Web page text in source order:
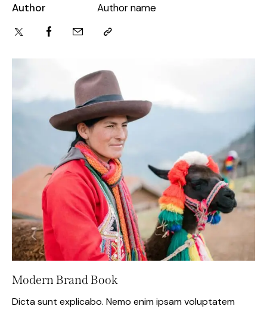
Author
Author name
Modern Brand Book
Dicta sunt explicabo. Nemo enim ipsam voluptatem